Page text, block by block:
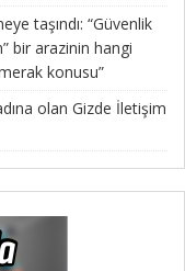
taşındı: “Güvenlik
bir arazinin hangi
konusu”
olan Gizde İletişim